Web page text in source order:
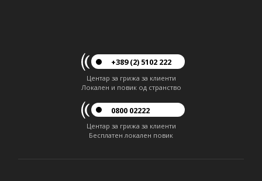
+389 (2) 5102 222
Центар за грижа за клиенти
Локален и повик од странство
0800 02222
Центар за грижа за клиенти
Бесплатен локален повик